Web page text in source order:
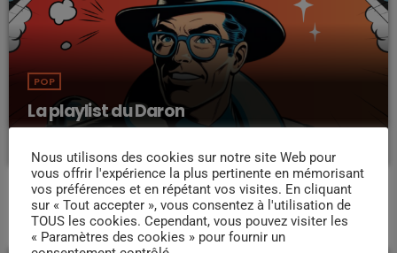
POP
La playlist du Daron
PROCHAINES ÉMISSIONS
Nous utilisons des cookies sur notre site Web pour
vous offrir l'expérience la plus pertinente en mémorisant
vos préférences et en répétant vos visites. En cliquant
sur « Tout accepter », vous consentez à l'utilisation de
TOUS les cookies. Cependant, vous pouvez visiter les
« Paramètres des cookies » pour fournir un